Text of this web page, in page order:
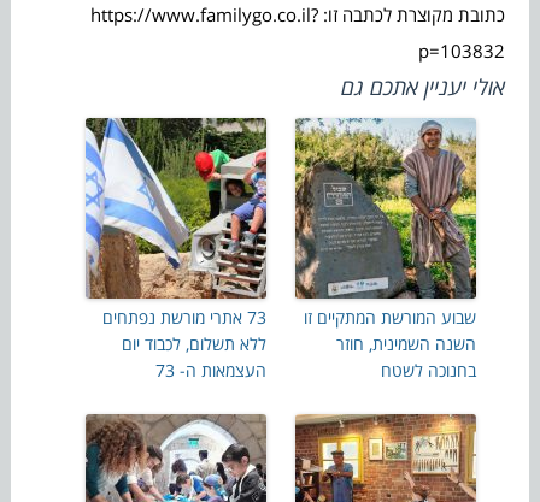
כתובת מקוצרת לכתבה זו: https://www.familygo.co.il?
p=103832
אולי יעניין אתכם גם
שבוע המורשת המתקיים זו
השנה השמינית, חוזר
בחנוכה לשטח
73 אתרי מורשת נפתחים
ללא תשלום, לכבוד יום
העצמאות ה- 73